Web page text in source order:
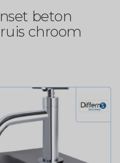
beton
chroom